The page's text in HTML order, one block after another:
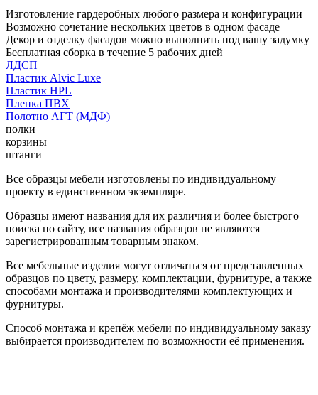
Изготовление гардеробных любого размера и конфигурации
Возможно сочетание нескольких цветов в одном фасаде
Декор и отделку фасадов можно выполнить под вашу задумку
Бесплатная сборка в течение 5 рабочих дней
ЛДСП
Пластик Alvic Luxe
Пластик HPL
Пленка ПВХ
Полотно АГТ (МДФ)
полки
корзины
штанги
Все образцы мебели изготовлены по индивидуальному
проекту в единственном экземпляре.
Образцы имеют названия для их различия и более быстрого
поиска по сайту, все названия образцов не являются
зарегистрированным товарным знаком.
Все мебельные изделия могут отличаться от представленных
образцов по цвету, размеру, комплектации, фурнитуре, а также
способами монтажа и производителями комплектующих и
фурнитуры.
Способ монтажа и крепёж мебели по индивидуальному заказу
выбирается производителем по возможности её применения.